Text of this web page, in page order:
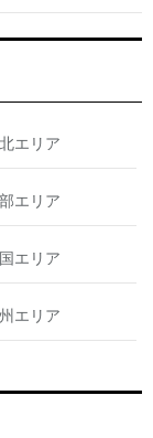
エリア
エリア
エリア
エリア